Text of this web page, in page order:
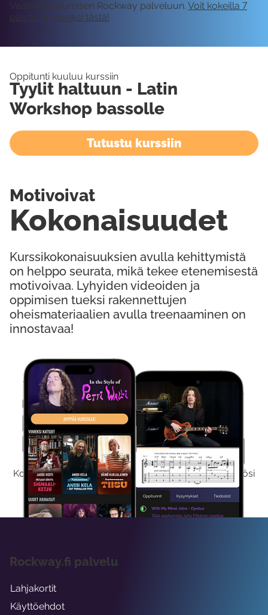
Kokeile Ilmaiseksi
Kokeilemalla ilmaiseksi saat koko sisältömme käyttöösi
viikon ajaksi.
Vaatii kirjautumisen Rockway palveluun. Voit kokeilla 7
päivää ilmaiseksi tästä!
Oppitunti kuuluu kurssiin
Tyylit haltuun - Latin
Workshop bassolle
Tutustu kurssiin
Kurssikokonaisuuksien avulla kehittymistä
on helppo seurata, mikä tekee etenemisestä
motivoivaa. Lyhyiden videoiden ja
oppimisen tueksi rakennettujen
oheismateriaalien avulla treenaaminen on
innostavaa!
Kokonaisuudet
Motivoivat
Rockway.fi palvelu
Lahjakortit
Käyttöehdot